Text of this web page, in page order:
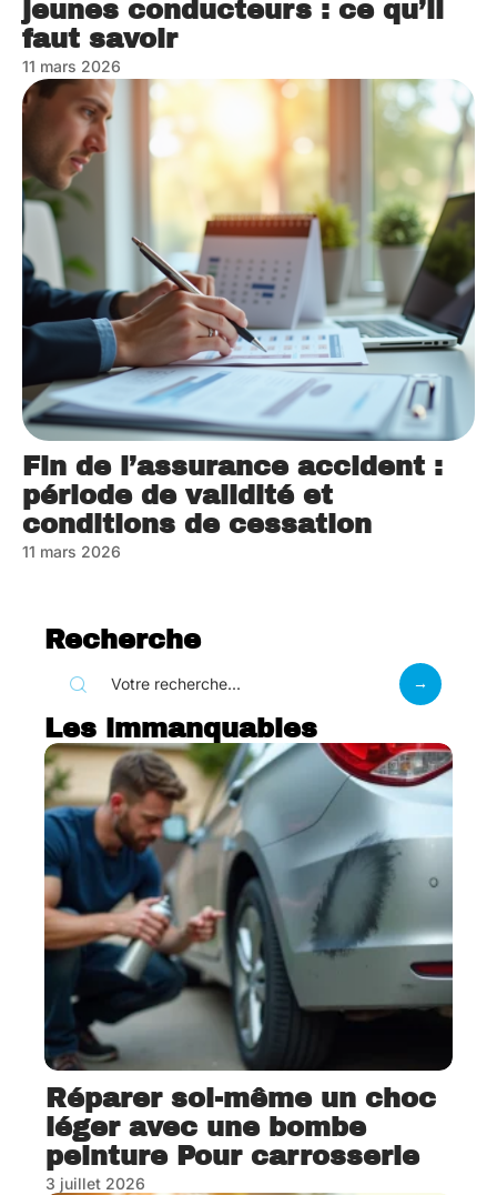
jeunes conducteurs : ce qu’il
faut savoir
11 mars 2026
Fin de l’assurance accident :
période de validité et
conditions de cessation
11 mars 2026
Recherche
Les immanquables
Réparer soi-même un choc
léger avec une bombe
peinture Pour carrosserie
3 juillet 2026